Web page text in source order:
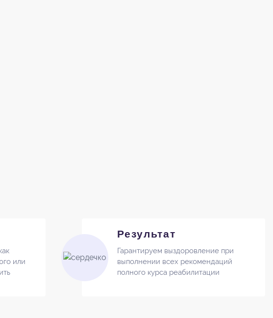
или
Результат
Гарантируем выздоровление при
выполнении всех рекомендаций
полного курса реабилитации